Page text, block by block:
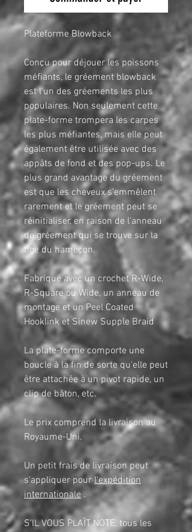
Plateforme Blowback
Conçu pour déjouer les poissons
méfiants, le gréement blowback
est l'un des gréements les plus
populaires. Non seulement cette
plate-forme trompera les carpes
les plus méfiantes, mais elle peut
également être utilisée avec des
appâts de fond et des pop-ups. Le
plus grand avantage du gréement
est que les cheveux s'emmêlent
rarement et le gréement peut se
réinitialiser, en raison de l'anneau
de gréement qui se trouve sur la
tige du hameçon.
Fabriqué avec un crochet R-Wide,
R-Square ou Wide, un anneau de
montage et un Peel Coated
Hooklink et Sinew Supple Braid
La plate-forme comporte une
boucle à la fin de sorte qu'elle peut
être attachée à un pivot rapide, un
clip de bâton, etc.
Le prix comprend la livraison au
Royaume-Uni.
Un petit frais de livraison peut
s'appliquer pourl'expédition
internationale.
S'IL VOUS PLAÎT NOTE, tous les